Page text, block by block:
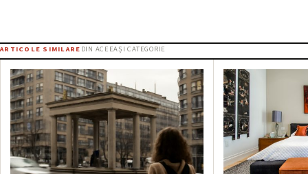
ARTICOLE SIMILARE DIN ACEEAȘI CATEGORIE